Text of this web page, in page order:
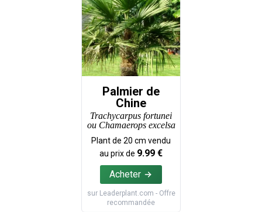
Palmier de
Chine
Trachycarpus fortunei
ou Chamaerops excelsa
Plant de 20 cm vendu
au prix de 9.99 €
Acheter
sur Leaderplant.com - Offre
recommandée